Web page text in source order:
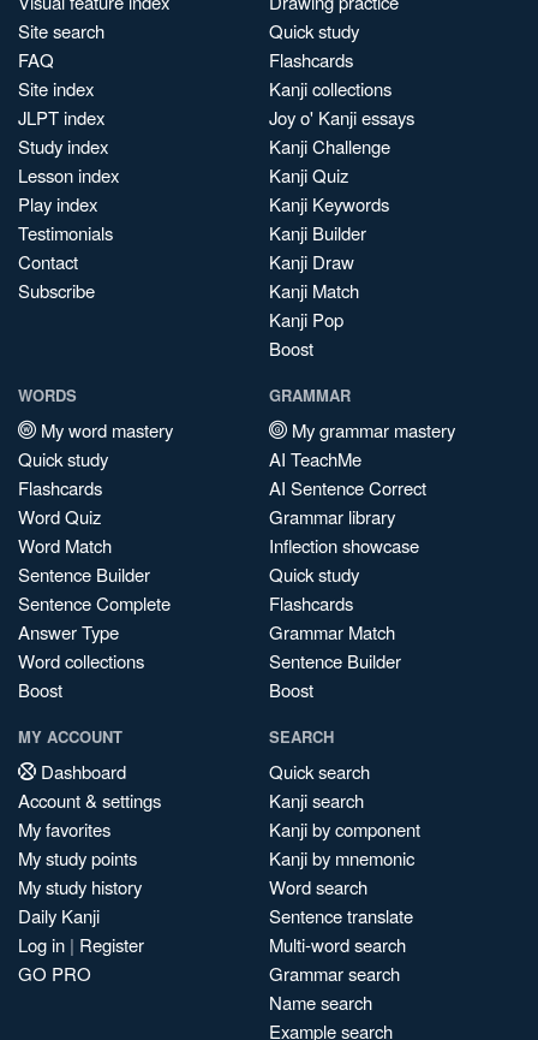
Site search
FAQ
Site index
JLPT index
Study index
Lesson index
Play index
Testimonials
Contact
Subscribe
Quick study
Flashcards
Kanji collections
Joy o' Kanji essays
Kanji Challenge
Kanji Quiz
Kanji Keywords
Kanji Builder
Kanji Draw
Kanji Match
Kanji Pop
Boost
WORDS
My word mastery
Quick study
Flashcards
Word Quiz
Word Match
Sentence Builder
Sentence Complete
Answer Type
Word collections
Boost
GRAMMAR
My grammar mastery
AI TeachMe
AI Sentence Correct
Grammar library
Inflection showcase
Quick study
Flashcards
Grammar Match
Sentence Builder
Boost
MY ACCOUNT
Dashboard
Account & settings
My favorites
My study points
My study history
Daily Kanji
Log in | Register
GO PRO
SEARCH
Quick search
Kanji search
Kanji by component
Kanji by mnemonic
Word search
Sentence translate
Multi-word search
Grammar search
Name search
Example search